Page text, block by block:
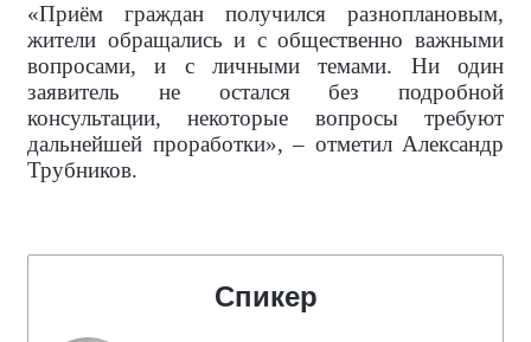
«Приём граждан получился разноплановым,
жители обращались и с общественно важными
вопросами, и с личными темами. Ни один
заявитель не остался без подробной
консультации, некоторые вопросы требуют
дальнейшей проработки», – отметил Александр
Трубников.
Спикер